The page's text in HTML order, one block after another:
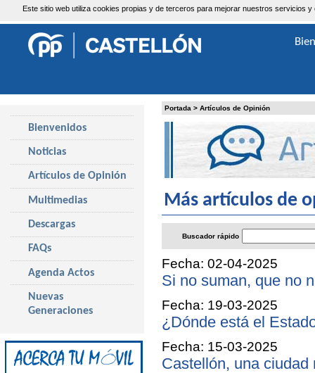
Este sitio web utiliza cookies propias y de terceros para mejorar nuestros servicios
Portada > Artículos de Opinión
Más artículos de
Buscador rápido
Fecha: 02-04-2025
Si no suman, que no
Fecha: 19-03-2025
¿Dónde está el
Fecha: 15-03-2025
Castellón, una ciudad
Bienvenidos
Noticias
Artículos de Opinión
Multimedias
Descargas
FAQs
Agenda Actos
Nuevas
Generaciones
Domingo, 9 de Agosto de 2026